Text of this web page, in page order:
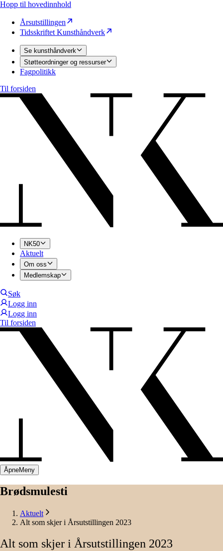
Hopp til hovedinnhold
Årsutstillingen
Tidsskriftet Kunsthåndverk
Se kunsthåndverk
Støtteordninger og ressurser
Fagpolitikk
Til forsiden
NK50
Aktuelt
Om oss
Medlemskap
Søk
Logg inn
Logg inn
Til forsiden
ÅpneMeny
Brødsmulesti
Aktuelt
Alt som skjer i Årsutstillingen 2023
Alt som skjer i Årsutstillingen 2023